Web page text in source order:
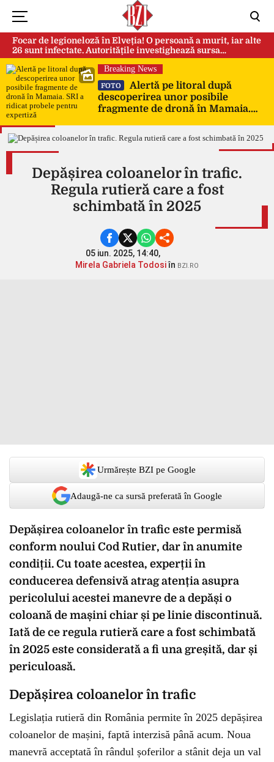
Focar de legioneloză în Elveția! O persoană a murit, iar alte
26 sunt infectate. Autoritățile investighează sursa
contaminării
Breaking News
FOTO
Alertă pe litoral după
descoperirea unor posibile
fragmente de dronă în Mamaia.
Depășirea coloanelor în trafic.
Regula rutieră care a fost
schimbată în 2025
05 iun. 2025, 14:40,
Mirela Gabriela Todosiîn BZI.RO
Urmărește BZI pe Google
Adaugă-ne ca sursă preferată în Google
Depășirea coloanelor în trafic este permisă
conform noului Cod Rutier, dar în anumite
condiții. Cu toate acestea, experții în
conducerea defensivă atrag atenția asupra
pericolului acestei manevre de a depăși o
coloană de mașini chiar și pe linie discontinuă.
Iată de ce regula rutieră care a fost schimbată
în 2025 este considerată a fi una greșită, dar și
periculoasă.
Depășirea coloanelor în trafic
Legislația rutieră din România permite în 2025 depășirea
coloanelor de mașini, faptă interzisă până acum. Noua
manevră acceptată în rândul șoferilor a stânit deja un val